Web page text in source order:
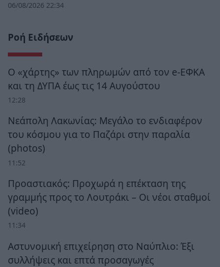
06/08/2026 22:34
Ροή Ειδήσεων
Ο «χάρτης» των πληρωμών από τον e-ΕΦΚΑ
και τη ΔΥΠΑ έως τις 14 Αυγούστου
12:28
Νεάπολη Λακωνίας: Μεγάλο το ενδιαφέρον
του κόσμου για το Παζάρι στην παραλία
(photos)
11:52
Προαστιακός: Προχωρά η επέκταση της
γραμμής προς το Λουτράκι – Οι νέοι σταθμοί
(video)
11:34
Αστυνομική επιχείρηση στο Ναύπλιο: Έξι
συλλήψεις και επτά προσαγωγές